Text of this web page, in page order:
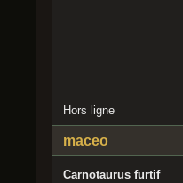
Hors ligne
maceo
Carnotaurus furtif